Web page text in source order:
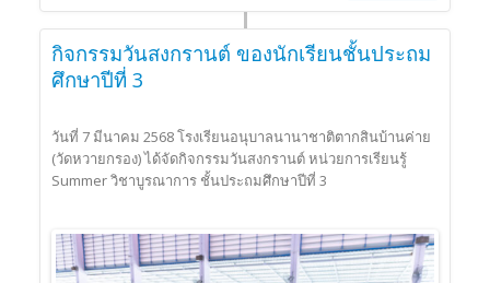
กิจกรรมวันสงกรานต์ ของนักเรียนชั้นประถม
ศึกษาปีที่ 3
วันที่ 7 มีนาคม 2568 โรงเรียนอนุบาลนานาชาติตากสินบ้านค่าย
(วัดหวายกรอง) ได้จัดกิจกรรมวันสงกรานต์ หน่วยการเรียนรู้
Summer วิชาบูรณาการ ชั้นประถมศึกษาปีที่ 3